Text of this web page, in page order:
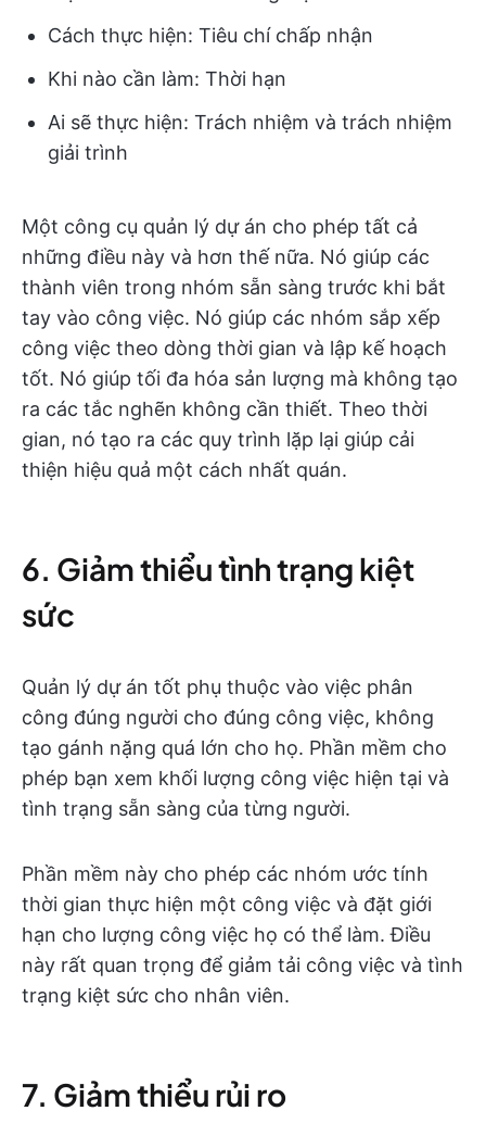
Cách thực hiện: Tiêu chí chấp nhận
Khi nào cần làm: Thời hạn
Ai sẽ thực hiện: Trách nhiệm và trách nhiệm
giải trình
Một công cụ quản lý dự án cho phép tất cả
những điều này và hơn thế nữa. Nó giúp các
thành viên trong nhóm sẵn sàng trước khi bắt
tay vào công việc. Nó giúp các nhóm sắp xếp
công việc theo dòng thời gian và lập kế hoạch
tốt. Nó giúp tối đa hóa sản lượng mà không tạo
ra các tắc nghẽn không cần thiết. Theo thời
gian, nó tạo ra các quy trình lặp lại giúp cải
thiện hiệu quả một cách nhất quán.
6. Giảm thiểu tình trạng kiệt
sức
Quản lý dự án tốt phụ thuộc vào việc phân
công đúng người cho đúng công việc, không
tạo gánh nặng quá lớn cho họ. Phần mềm cho
phép bạn xem khối lượng công việc hiện tại và
tình trạng sẵn sàng của từng người.
Phần mềm này cho phép các nhóm ước tính
thời gian thực hiện một công việc và đặt giới
hạn cho lượng công việc họ có thể làm. Điều
này rất quan trọng để giảm tải công việc và tình
trạng kiệt sức cho nhân viên.
7. Giảm thiểu rủi ro